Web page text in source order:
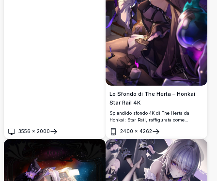
3556 × 2000
Apri
Lo Sfondo di The Herta – Honkai
Star Rail 4K
Splendido sfondo 4K di The Herta da
Honkai: Star Rail, raffigurata come
degli incantesimi luminoso. Presenta
elementi magici viola, un cappello da
strega nero e un incantevole pozione in
un'opera d'arte ad alta risoluzione
splendidamente dettagliata.
2400 × 4262
Apri